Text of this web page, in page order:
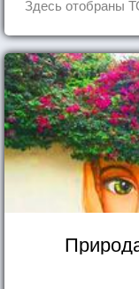
Здесь отобраны